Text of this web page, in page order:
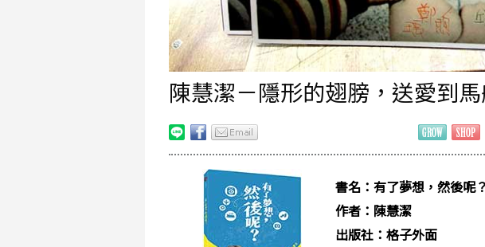
陳慧潔－隱形的翅膀，送愛到
書名：有了夢想，然後呢？
作者：陳慧潔
出版社：格子外面